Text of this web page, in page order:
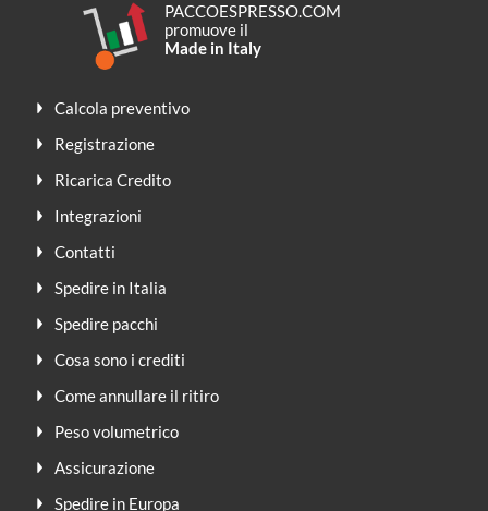
PACCOESPRESSO.COM
promuove il
Made in Italy
Calcola preventivo
Registrazione
Ricarica Credito
Integrazioni
Contatti
Spedire in Italia
Spedire pacchi
Cosa sono i crediti
Come annullare il ritiro
Peso volumetrico
Assicurazione
Spedire in Europa